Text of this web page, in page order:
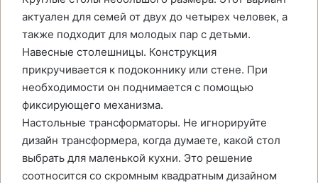
актуален для семей от двух до четырех человек, а
также подходит для молодых пар с детьми.
Навесные столешницы. Конструкция
прикручивается к подоконнику или стене. При
необходимости он поднимается с помощью
фиксирующего механизма.
Настольные трансформаторы. Не игнорируйте
дизайн трансформера, когда думаете, какой стол
выбрать для маленькой кухни. Это решение
соотносится со скромным квадратным дизайном